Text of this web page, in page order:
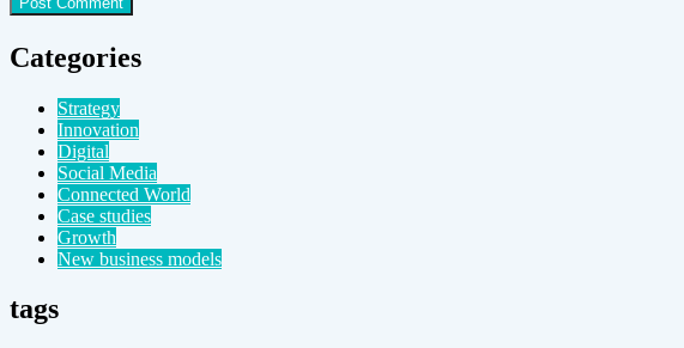
Categories
Strategy
Innovation
Digital
Social Media
Connected World
Case studies
Growth
New business models
tags